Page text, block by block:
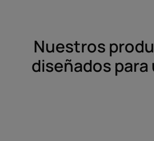
Nuestros
diseñados